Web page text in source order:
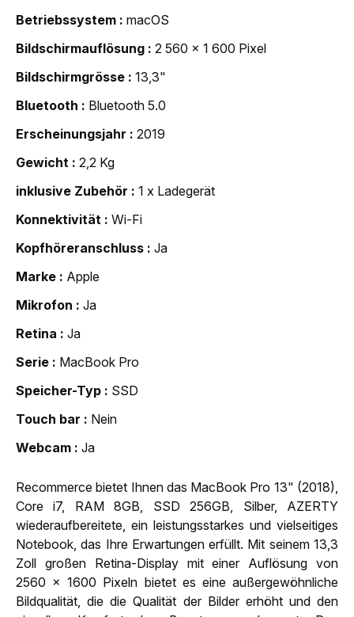
Betriebssystem
macOS
Bildschirmauflösung
2 560 x 1 600 Pixel
Bildschirmgrösse
13,3"
Bluetooth
Bluetooth 5.0
Erscheinungsjahr
2019
Gewicht
2,2 Kg
inklusive Zubehör
1 x Ladegerät
Konnektivität
Wi-Fi
Kopfhöreranschluss
Ja
Marke
Apple
Mikrofon
Ja
Retina
Ja
Serie
MacBook Pro
Speicher-Typ
SSD
Touch bar
Nein
Webcam
Ja
Recommerce bietet Ihnen das MacBook Pro 13" (2018),
Core i7, RAM 8GB, SSD 256GB, Silber, AZERTY
wiederaufbereitete, ein leistungsstarkes und vielseitiges
Notebook, das Ihre Erwartungen erfüllt. Mit seinem 13,3
Zoll großen Retina-Display mit einer Auflösung von
2560 x 1600 Pixeln bietet es eine außergewöhnliche
Bildqualität, die die Qualität der Bilder erhöht und den